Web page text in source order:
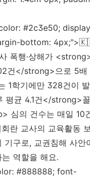
#2c3e50;
bottom:
폭행·상해가
건</strong>으로 5배
1학기에만 328건이
평균 4.1건</strong>
심의 건수는 매일 10
란 교사의 교육활동
기구로, 교권침해 사안
역할을 해요.
#888888; font-